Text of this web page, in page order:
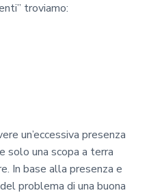
troviamo:
un’eccessiva presenza
solo una scopa a terra
In base alla presenza e
problema di una buona